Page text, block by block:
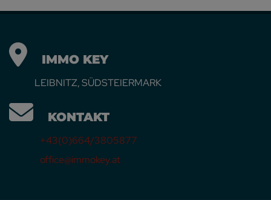
IMMO KEY
LEIBNITZ, SÜDSTEIERMARK
KONTAKT
+43(0)664/3805877
office@immokey.at